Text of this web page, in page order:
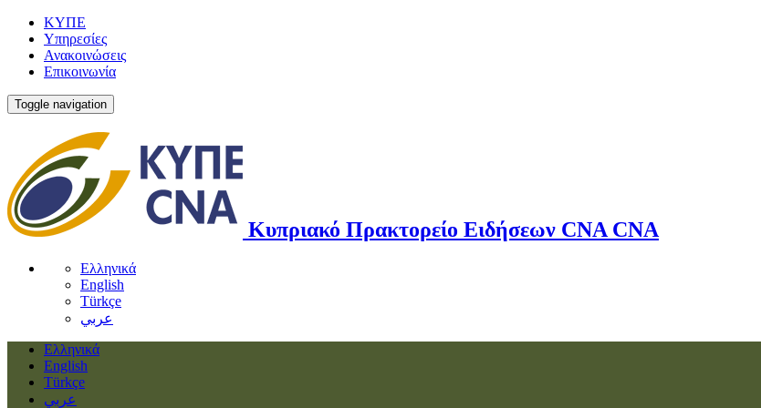
ΚΥΠΕ
Υπηρεσίες
Ανακοινώσεις
Επικοινωνία
Toggle navigation
Κυπριακό Πρακτορείο Ειδήσεων CNA CNA
Ελληνικά
English
Türkçe
عربي
Ελληνικά
English
Türkçe
عربي